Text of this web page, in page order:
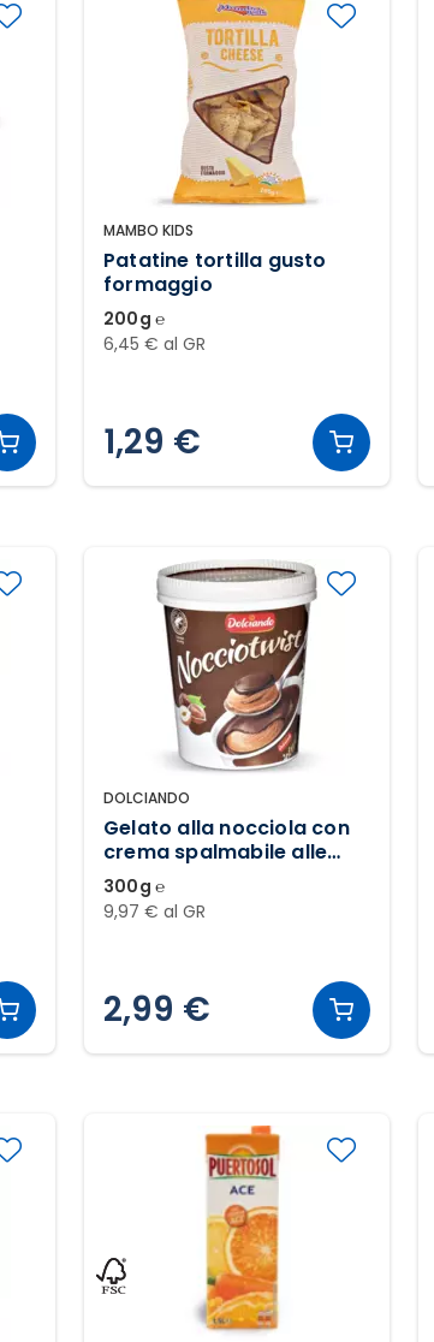
MAMBO KIDS
Patatine tortilla gusto
formaggio
200g ℮
6,45 € al GR
1,29 €
DOLCIANDO
Gelato alla nocciola con
crema spalmabile alle
nocciole e al cacao
300g ℮
9,97 € al GR
2,99 €